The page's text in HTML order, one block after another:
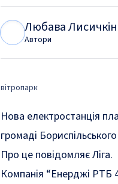
Любава
Автори
вітропарк
Нова електростанція
громаді
Про це повідомляєЛіга.
Компанія “Енерджі РТБ